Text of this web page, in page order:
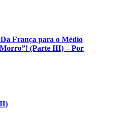
França para o Médio
Morro”! (Parte III) – Por